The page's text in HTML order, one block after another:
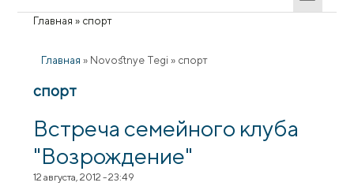
Главная » спорт
Главная » Novostnye Tegi » спорт
спорт
Встреча семейного клуба
"Возрождение"
12 августа, 2012 - 23:49